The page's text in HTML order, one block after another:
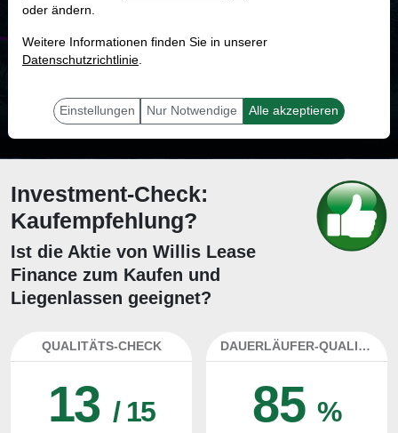
75.4 %
mit dieser Aktie erfolgreich sein.
Investment-Check:
Kaufempfehlung?
Ist die Aktie von Willis Lease
Finance zum Kaufen und
Liegenlassen geeignet?
QUALITÄTS-CHECK
13 / 15
DAUERLÄUFER-QUALITÄTEN
85%
oder ändern.
Weitere Informationen finden Sie in unserer
Datenschutzrichtlinie.
Einstellungen Nur Notwendige Alle akzeptieren